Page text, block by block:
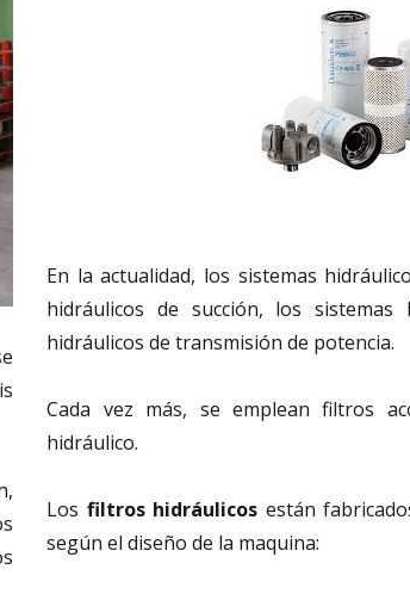
En la actualidad, los sistemas
hidráulicos de succión, los
hidráulicos de transmisión de potencia.
Cada vez más, se emplean filtros
hidráulico.
Los filtros hidráulicos están
según el diseño de la maquina: